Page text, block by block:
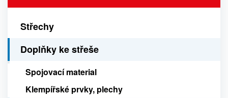
Střechy
Doplňky ke střeše
Spojovací material
Klempířské prvky, plechy